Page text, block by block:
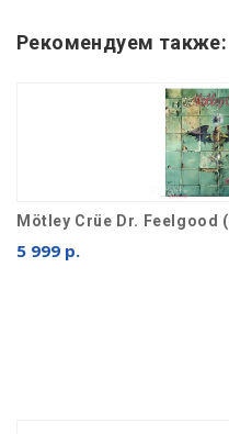
Рекомендуем также:
Mötley Crüe Dr. Feelgood
5 999 р.